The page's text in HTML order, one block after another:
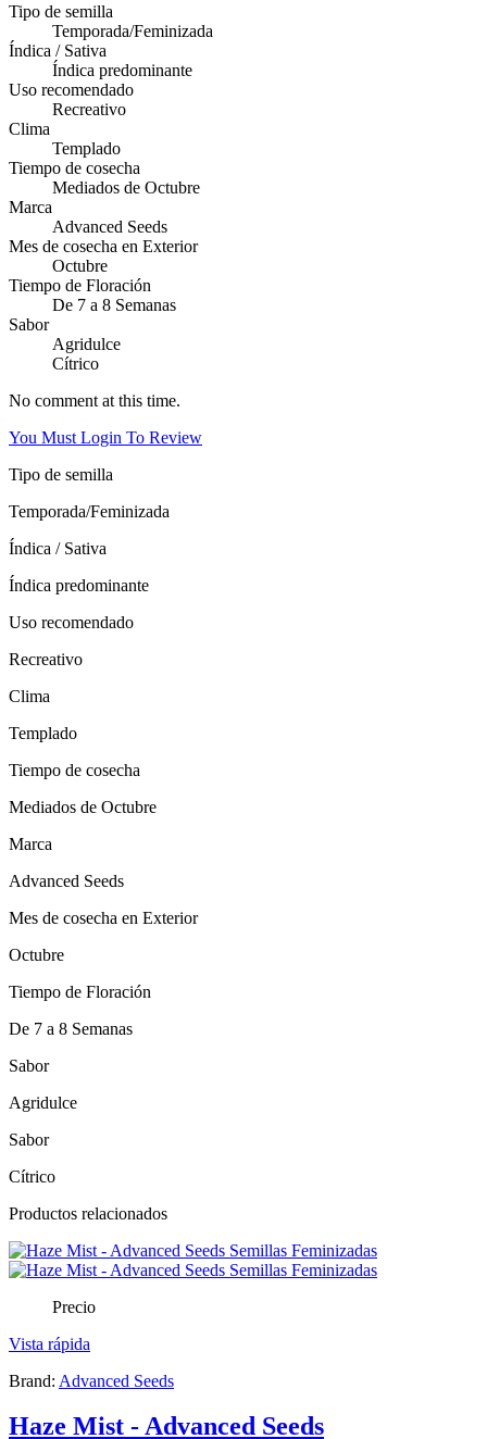
Tipo de semilla
Temporada/Feminizada
Índica / Sativa
Índica predominante
Uso recomendado
Recreativo
Clima
Templado
Tiempo de cosecha
Mediados de Octubre
Marca
Advanced Seeds
Mes de cosecha en Exterior
Octubre
Tiempo de Floración
De 7 a 8 Semanas
Sabor
Agridulce
Cítrico
No comment at this time.
You Must Login To Review
Tipo de semilla
Temporada/Feminizada
Índica / Sativa
Índica predominante
Uso recomendado
Recreativo
Clima
Templado
Tiempo de cosecha
Mediados de Octubre
Marca
Advanced Seeds
Mes de cosecha en Exterior
Octubre
Tiempo de Floración
De 7 a 8 Semanas
Sabor
Agridulce
Sabor
Cítrico
Productos relacionados
Precio
Vista rápida
Brand: Advanced Seeds
Haze Mist - Advanced Seeds